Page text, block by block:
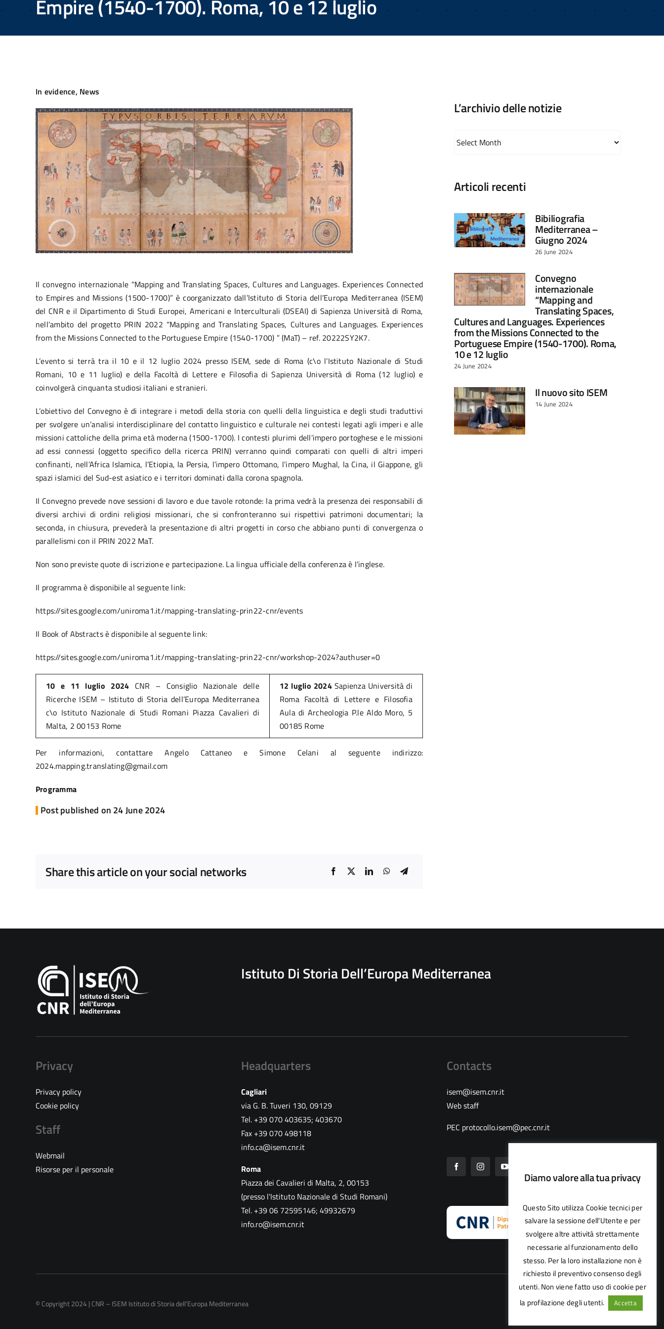
Empire (1540-1700). Roma, 10 e 12 luglio
In evidence, News
Il convegno internazionale “Mapping and Translating Spaces, Cultures and Languages. Experiences Connected
to Empires and Missions (1500-1700)” è coorganizzato dall’Istituto di Storia dell’Europa Mediterranea (ISEM)
del CNR e il Dipartimento di Studi Europei, Americani e Interculturali (DSEAI) di Sapienza Università di Roma,
nell’ambito del progetto PRIN 2022 “Mapping and Translating Spaces, Cultures and Languages. Experiences
from the Missions Connected to the Portuguese Empire (1540-1700) ” (MaT) – ref. 20222SY2K7.
L’evento si terrà tra il 10 e il 12 luglio 2024 presso ISEM, sede di Roma (c\o l’Istituto Nazionale di Studi
Romani, 10 e 11 luglio) e della Facoltà di Lettere e Filosofia di Sapienza Università di Roma (12 luglio) e
coinvolgerà cinquanta studiosi italiani e stranieri.
L’obiettivo del Convegno è di integrare i metodi della storia con quelli della linguistica e degli studi traduttivi
per svolgere un’analisi interdisciplinare del contatto linguistico e culturale nei contesti legati agli imperi e alle
missioni cattoliche della prima età moderna (1500-1700). I contesti plurimi dell’impero portoghese e le missioni
ad essi connessi (oggetto specifico della ricerca PRIN) verranno quindi comparati con quelli di altri imperi
confinanti, nell’Africa Islamica, l’Etiopia, la Persia, l’impero Ottomano, l’impero Mughal, la Cina, il Giappone, gli
spazi islamici del Sud-est asiatico e i territori dominati dalla corona spagnola.
Il Convegno prevede nove sessioni di lavoro e due tavole rotonde: la prima vedrà la presenza dei responsabili di
diversi archivi di ordini religiosi missionari, che si confronteranno sui rispettivi patrimoni documentari; la
seconda, in chiusura, prevederà la presentazione di altri progetti in corso che abbiano punti di convergenza o
parallelismi con il PRIN 2022 MaT.
Non sono previste quote di iscrizione e partecipazione. La lingua ufficiale della conferenza è l’inglese.
Il programma è disponibile al seguente link:
https://sites.google.com/uniroma1.it/mapping-translating-prin22-cnr/events
Il Book of Abstracts è disponibile al seguente link:
https://sites.google.com/uniroma1.it/mapping-translating-prin22-cnr/workshop-2024?authuser=0
10 e 11 luglio 2024 CNR – Consiglio Nazionale delle
Ricerche ISEM – Istituto di Storia dell’Europa Mediterranea
c\o Istituto Nazionale di Studi Romani Piazza Cavalieri di
Malta, 2 00153 Rome
12 luglio 2024Sapienza Università di
Roma Facoltà di Lettere e Filosofia
Aula di Archeologia P.le Aldo Moro, 5
00185 Rome
Per informazioni, contattare Angelo Cattaneo e Simone Celani al seguente indirizzo:
2024.mapping.translating@gmail.com
Programma
Post published on 24 June 2024
Share this article on your social networks
L’archivio delle notizie
delle
Articoli recenti
Bibiliografia
Mediterranea –
Giugno 2024
26 June 2024
Convegno
internazionale
“Mapping and
Translating Spaces,
Cultures and Languages. Experiences
from the Missions Connected to the
Portuguese Empire (1540-1700). Roma,
10 e 12 luglio
24 June 2024
Il nuovo sito ISEM
14 June 2024
Istituto Di Storia Dell’Europa Mediterranea
Privacy
Privacy policy
Cookie policy
Staff
Webmail
Risorse per il personale
Headquarters
Cagliari
via G. B. Tuveri 130, 09129
Tel. +39 070 403635; 403670
Fax +39 070 498118
info.ca@isem.cnr.it
Roma
Piazza dei Cavalieri di Malta, 2, 00153
(presso l’Istituto Nazionale di Studi Romani)
Tel. +39 06 72595146; 49932679
info.ro@isem.cnr.it
Contacts
isem@isem.cnr.it
Web staff
PEC protocollo.isem@pec.cnr.it
© Copyright 2024 | CNR – ISEM Istituto di Storia dell’Europa Mediterranea
Diamo valore alla tua privacy
Questo Sito utilizza Cookie tecnici per
salvare la sessione dell'Utente e per
svolgere altre attività strettamente
necessarie al funzionamento dello
stesso. Per la loro installazione non è
richiesto il preventivo consenso degli
utenti. Non viene fatto uso di cookie per
la profilazione degli utenti.
Accetta